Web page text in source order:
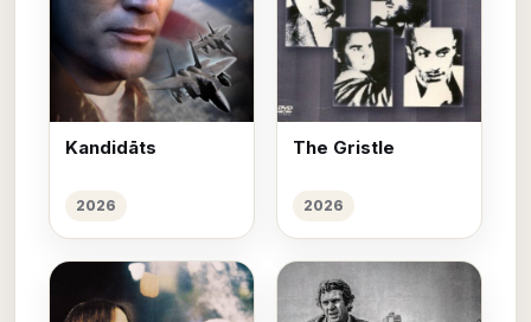
Kandidāts
2026
The Gristle
2026